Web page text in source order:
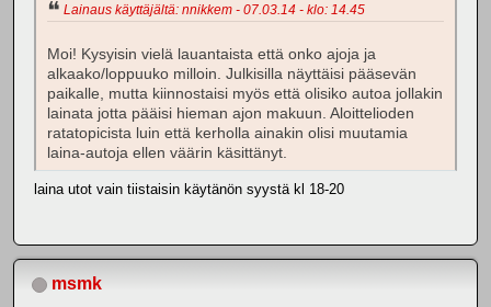
Lainaus käyttäjältä: nnikkem - 07.03.14 - klo: 14.45
Moi! Kysyisin vielä lauantaista että onko ajoja ja
alkaako/loppuuko milloin. Julkisilla näyttäisi pääsevän
paikalle, mutta kiinnostaisi myös että olisiko autoa jollakin
lainata jotta pääisi hieman ajon makuun. Aloittelioden
ratatopicista luin että kerholla ainakin olisi muutamia
laina-autoja ellen väärin käsittänyt.
laina utot vain tiistaisin käytänön syystä kl 18-20
msmk